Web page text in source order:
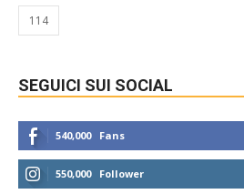
114
SEGUICI SUI SOCIAL
540,000 Fans
550,000 Follower